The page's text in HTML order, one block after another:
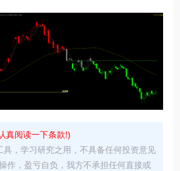
真阅读一下条款!)
具，学习研究之用，不具备任何投资意见
作，盈亏自负，我方不承担任何直接或